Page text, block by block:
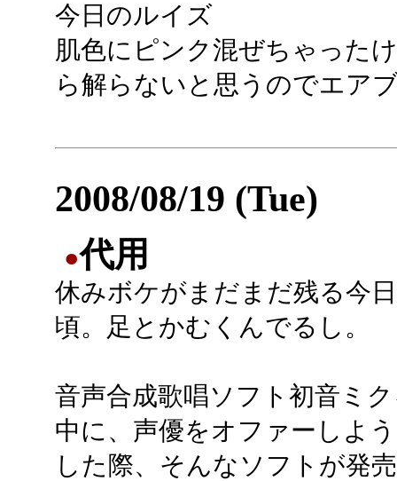
今日のルイズ
肌色にピンク混ぜちゃった
ら解らないと思うのでエア
2008/08/19 (Tue)
●代用
休みボケがまだまだ残る今
頃。足とかむくんでるし。
音声合成歌唱ソフト初音ミ
中に、声優をオファーしよ
した際、そんなソフトが発